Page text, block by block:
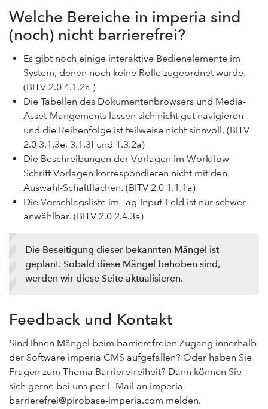
Welche Bereiche in imperia sind
(noch) nicht barrierefrei?
Es gibt noch einige interaktive Bedienelemente im
System, denen noch keine Rolle zugeordnet wurde.
(BITV 2.0 4.1.2a )
Die Tabellen des Dokumentenbrowsers und Media-
Asset-Mangements lassen sich nicht gut navigieren
und die Reihenfolge ist teilweise nicht sinnvoll. (BITV
2.0 3.1.3e, 3.1.3f und 1.3.2a)
Die Beschreibungen der Vorlagen im Workflow-
Schritt Vorlagen korrespondieren nicht mit den
Auswahl-Schaltflächen. (BITV 2.0 1.1.1a)
Die Vorschlagsliste im Tag-Input-Feld ist nur schwer
anwählbar. (BITV 2.0 2.4.3a)
Die Beseitigung dieser bekannten Mängel ist
geplant. Sobald diese Mängel behoben sind,
werden wir diese Seite aktualisieren.
Feedback und Kontakt
Sind Ihnen Mängel beim barrierefreien Zugang innerhalb
der Software imperia CMS aufgefallen? Oder haben Sie
Fragen zum Thema Barrierefreiheit? Dann können Sie
sich gerne bei uns per E-Mail an imperia-
barrierefrei@pirobase-imperia.com melden.